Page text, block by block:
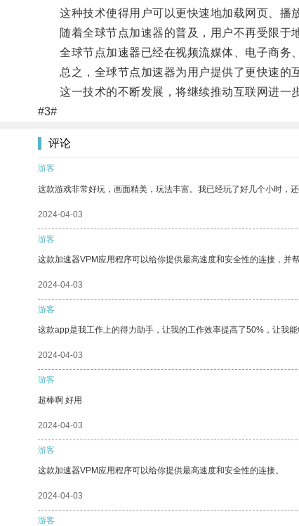
这种技术使得用户可以更快速地加载网页、播
随着全球节点加速器的普及，用户不再受限于
全球节点加速器已经在视频流媒体、电子商务、
总之，全球节点加速器为用户提供了更快速的
这一技术的不断发展，将继续推动互联网进一
#3#
评论
游客
这款游戏非常好玩，画面精美，玩法丰富。我已经玩了好几个小时，还
2024-04-03
游客
这款加速器VPM应用程序可以给你提供最高速度和安全性的连接，并
2024-04-03
游客
这款app是我工作上的得力助手，让我的工作效率提高了50%，让我能
2024-04-03
游客
超棒啊 好用
2024-04-03
游客
这款加速器VPM应用程序可以给你提供最高速度和安全性的连接。
2024-04-03
游客